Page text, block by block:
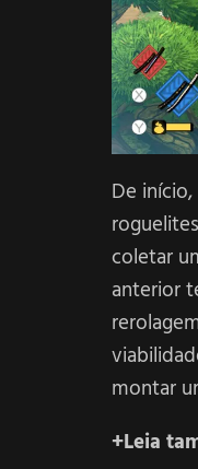
De
coletar
anterior
montar
+Leia